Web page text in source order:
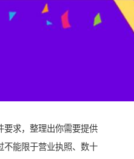
要求，整理出你需要提供
不能限于营业执照、数十